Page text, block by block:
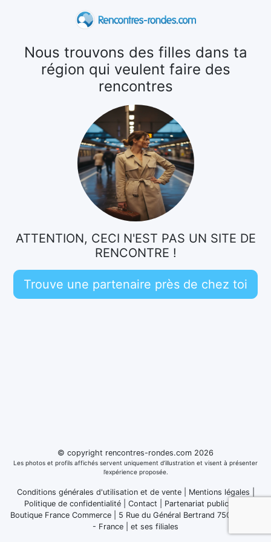
Nous trouvons des filles dans ta
région qui veulent faire des
rencontres
ATTENTION, CECI N'EST PAS UN SITE DE
RENCONTRE !
Trouve une partenaire près de chez toi
© copyright rencontres-rondes.com 2026
Les photos et profils affichés servent uniquement d’illustration et visent à présenter
l’expérience proposée.
Conditions générales d'utilisation et de vente| Mentions légales
Politique de confidentialité
Contact
Partenariat publicitaire
Boutique France Commerce | 5 Rue du Général Bertrand 75007 Paris
- France
et ses filiales